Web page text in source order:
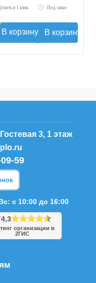
в 1 клик Под заказ
В корзину
3, 1 этаж
59
с 10:00 до 16:00
4,3
организации в
2ГИС